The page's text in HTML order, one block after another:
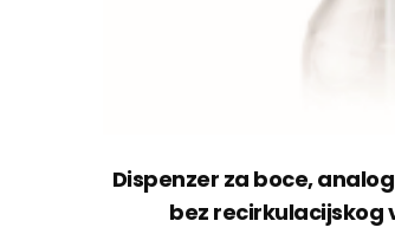
Dispenzer za boce,
bez recirkulacijskog